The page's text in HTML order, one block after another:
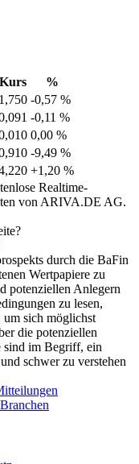
Kurs
%
1,750 -0,57 %
-0,11 %
0,00 %
-9,49 %
+1,20 %
Realtime-
von ARIVA.DE AG.
durch die BaFin
Wertpapiere zu
potenziellen Anlegern
zu lesen,
um sich möglichst
die potenziellen
sind im Begriff, ein
schwer zu verstehen
Branchen